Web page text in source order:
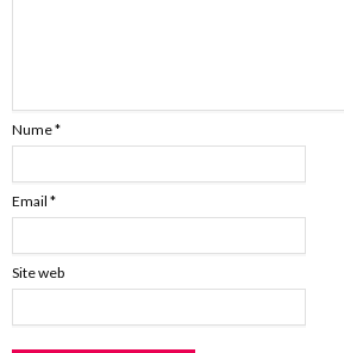
Nume*
Email *
Site web